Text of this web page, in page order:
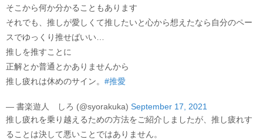
そこから何か分かることもあります
それでも、推しが愛しくて推したいと心から想えたなら自分のペー
スでゆっくり推せばいい…
推しを推すことに
正解とか普通とかありませんから
推し疲れは休めのサイン。 #推愛
— 書楽遊人 しろ (@syorakuka) September 17, 2021
推し疲れを乗り越えるための方法をご紹介しましたが、推し疲れす
ることは決して悪いことではありません。